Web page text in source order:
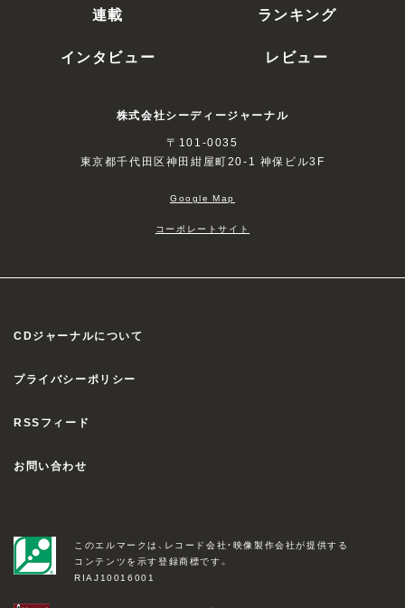
連載
ランキング
インタビュー
レビュー
株式会社シーディージャーナル
〒101-0035
東京都千代田区神田紺屋町20-1 神保ビル3F
Google Map
コーポレートサイト
CDジャーナルについて
プライバシーポリシー
RSSフィード
お問い合わせ
このエルマークは、レコード会社・映像製作会社が提供する
コンテンツを示す登録商標です。
RIAJ10016001